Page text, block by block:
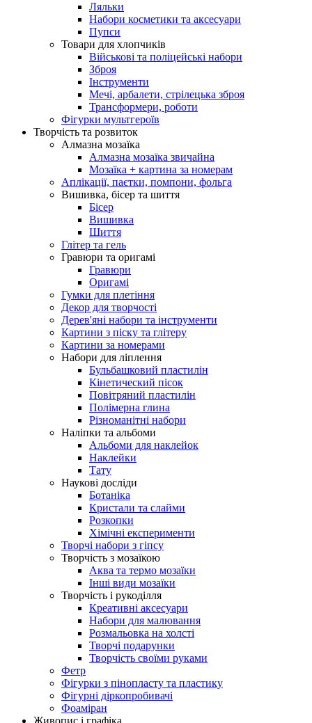
Ляльки
Набори косметики та аксесуари
Пупси
Товари для хлопчиків
Військові та поліцейські набори
Зброя
Інструменти
Мечі, арбалети, стрілецька зброя
Трансформери, роботи
Фігурки мультгероїв
Творчість та розвиток
Алмазна мозаїка
Алмазна мозаїка звичайна
Мозаїка + картина за номерам
Аплікації, паєтки, помпони, фольга
Вишивка, бісер та шиття
Бісер
Вишивка
Шиття
Глітер та гель
Гравюри та оригамі
Гравюри
Оригамі
Гумки для плетіння
Декор для творчості
Дерев'яні набори та інструменти
Картини з піску та глітеру
Картини за номерами
Набори для ліплення
Бульбашковий пластилін
Кінетический пісок
Повітряний пластилін
Полімерна глина
Різноманітні набори
Наліпки та альбоми
Альбоми для наклейок
Наклейки
Тату
Наукові досліди
Ботаніка
Кристали та слайми
Розкопки
Хімічні експерименти
Творчі набори з гіпсу
Творчість з мозаїкою
Аква та термо мозаїки
Інші види мозаїки
Творчість і рукоділля
Креативні аксесуари
Набори для малювання
Розмальовка на холсті
Творчі подарунки
Творчість своїми руками
Фетр
Фігурки з пінопласту та пластику
Фігурні діркопробивачі
Фоаміран
Живопис і графіка